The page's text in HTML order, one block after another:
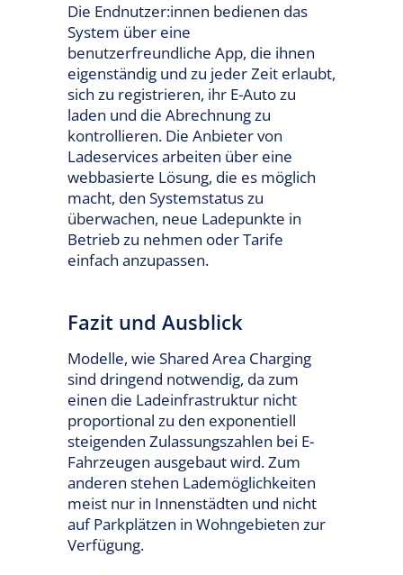
Die Endnutzer:innen bedienen das
System über eine
benutzerfreundliche App, die ihnen
eigenständig und zu jeder Zeit erlaubt,
sich zu registrieren, ihr E-Auto zu
laden und die Abrechnung zu
kontrollieren. Die Anbieter von
Ladeservices arbeiten über eine
webbasierte Lösung, die es möglich
macht, den Systemstatus zu
überwachen, neue Ladepunkte in
Betrieb zu nehmen oder Tarife
einfach anzupassen.
Fazit und Ausblick
Modelle, wie Shared Area Charging
sind dringend notwendig, da zum
einen die Ladeinfrastruktur nicht
proportional zu den exponentiell
steigenden Zulassungszahlen bei E-
Fahrzeugen ausgebaut wird. Zum
anderen stehen Lademöglichkeiten
meist nur in Innenstädten und nicht
auf Parkplätzen in Wohngebieten zur
Verfügung.